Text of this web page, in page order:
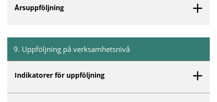
Årsuppföljning
9. Uppföljning på verksamhetsnivå
Indikatorer för uppföljning